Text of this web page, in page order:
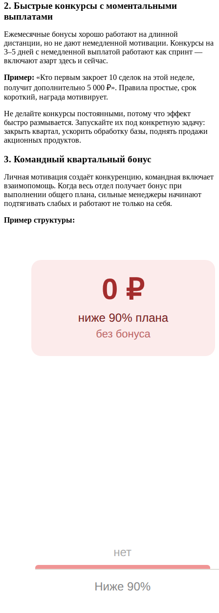
2. Быстрые конкурсы с моментальными
выплатами
Ежемесячные бонусы хорошо работают на длинной
дистанции, но не дают немедленной мотивации. Конкурсы на
3–5 дней с немедленной выплатой работают как спринт —
включают азарт здесь и сейчас.
Пример: «Кто первым закроет 10 сделок на этой неделе,
получит дополнительно 5 000 ₽». Правила простые, срок
короткий, награда мотивирует.
Не делайте конкурсы постоянными, потому что эффект
быстро размывается. Запускайте их под конкретную задачу:
закрыть квартал, ускорить обработку базы, поднять продажи
акционных продуктов.
3. Командный квартальный бонус
Личная мотивация создаёт конкуренцию, командная включает
взаимопомощь. Когда весь отдел получает бонус при
выполнении общего плана, сильные менеджеры начинают
подтягивать слабых и работают не только на себя.
Пример структуры: